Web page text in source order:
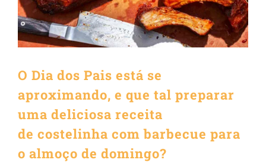
O Dia dos Pais está se
aproximando, e que tal preparar
uma deliciosa receita
de costelinha com barbecue para
o almoço de domingo?